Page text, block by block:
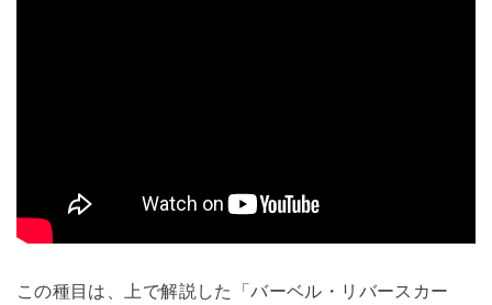
この種目は、上で解説した「バーベル・リバースカー